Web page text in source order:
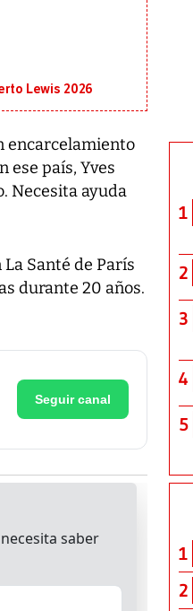
Lewis 2026
encarcelamiento
ese país, Yves
Necesita ayuda
Santé de París
durante 20 años.
Seguir canal
1
2
3
4
5
1
2